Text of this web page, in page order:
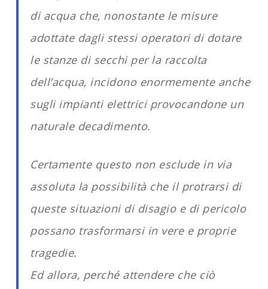
di acqua che, nonostante le misure
adottate dagli stessi operatori di dotare
le stanze di secchi per la raccolta
dell’acqua, incidono enormemente anche
sugli impianti elettrici provocandone un
naturale decadimento.
Certamente questo non esclude in via
assoluta la possibilità che il protrarsi di
queste situazioni di disagio e di pericolo
possano trasformarsi in vere e proprie
tragedie.
Ed allora, perché attendere che ciò